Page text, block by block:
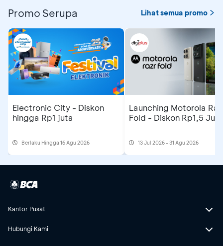
Promo Serupa Lihat semua promo
Electronic City - Diskon
hingga Rp1 juta
Berlaku Hingga 16 Agu 2026
Launching Motorola
Fold - Diskon Rp1,5 Juta
13 Jul 2026 - 31 Agu 2026
Kantor Pusat
Hubungi Kami